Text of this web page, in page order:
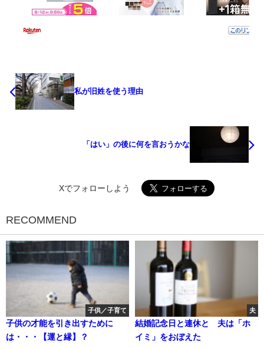
私が旧姓を使う理由
「はい」の後に何を言おうかな
Xでフォローしよう
RECOMMEND
子供／子育て
子供の才能を引き出すために
は・・・【運と縁】？
夫
結婚記念日と連休と 夫は「ホ
イミ」をおぼえた